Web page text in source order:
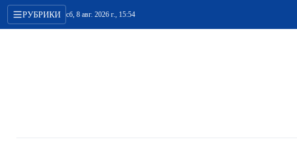
РУБРИКИ сб, 8 авг. 2026 г., 15:54